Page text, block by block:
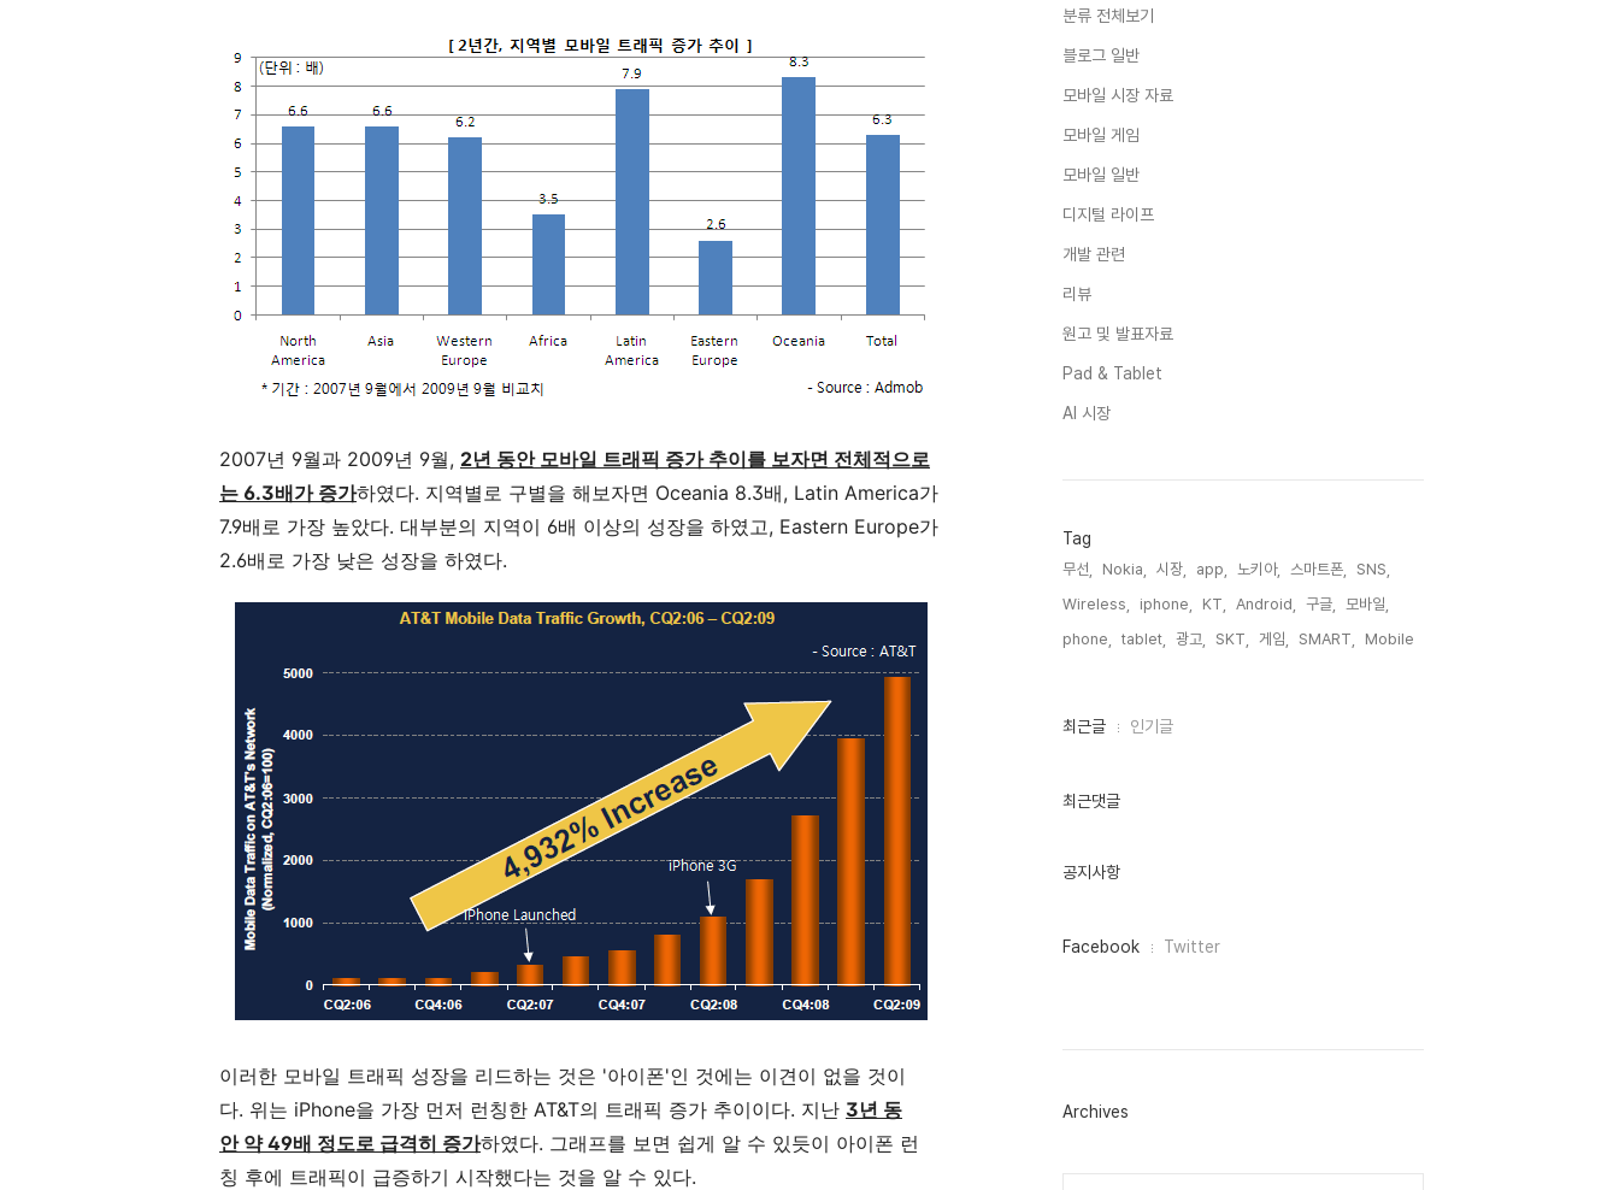
2007년 9월과 2009년 9월, 2년 동안 모바일 트래픽 증가 추이를 보자면 전체적으로
는 6.3배가 증가하였다. 지역별로 구별을 해보자면 Oceania 8.3배, Latin America가
7.9배로 가장 높았다. 대부분의 지역이 6배 이상의 성장을 하였고, Eastern Europe가
2.6배로 가장 낮은 성장을 하였다.
이러한 모바일 트래픽 성장을 리드하는 것은 '아이폰'인 것에는 이견이 없을 것이
다. 위는 iPhone을 가장 먼저 런칭한 AT&T의 트래픽 증가 추이이다. 지난 3년 동
안 약 49배 정도로 급격히 증가하였다. 그래프를 보면 쉽게 알 수 있듯이 아이폰 런
칭 후에 트래픽이 급증하기 시작했다는 것을 알 수 있다.
분류 전체보기
블로그 일반
모바일 시장 자료
모바일 게임
모바일 일반
디지털 라이프
개발 관련
리뷰
원고 및 발표자료
Pad & Tablet
AI 시장
Tag
무선, Nokia, 시장, app, 노키아, 스마트폰,
SNS,
Wireless,
iphone, KT, Android, 구글,
모바일,
phone,
tablet, 광고, SKT, 게임, SMART, Mobile,
최
인
최근글 인기글
최근댓글
공지사항
페
그
Facebook Twitter
Archives